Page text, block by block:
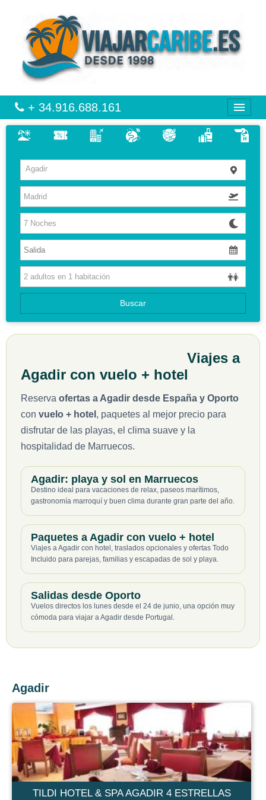
+ 34.916.688.161
VIAJES
VUELO + HOTEL
MULTIDESTINOS
CIRCUITOS
HOTELES
GUIAS DE VIAJES
Agadir
Buscar
Viajes a
Agadir con vuelo + hotel
Reserva ofertas a Agadir desde España y Oporto
con vuelo + hotel , paquetes al mejor precio para
disfrutar de las playas, el clima suave y la
hospitalidad de Marruecos.
Agadir: playa y sol en Marruecos
Destino ideal para vacaciones de relax, paseos marítimos,
gastronomía marroquí y buen clima durante gran parte del año.
Paquetes a Agadir con vuelo + hotel
Viajes a Agadir con hotel, traslados opcionales y ofertas Todo
Incluido para parejas, familias y escapadas de sol y playa.
Salidas desde Oporto
Vuelos directos los lunes desde el 24 de junio, una opción muy
cómoda para viajar a Agadir desde Portugal.
Agadir
TILDI HOTEL & SPA AGADIR 4 ESTRELLAS